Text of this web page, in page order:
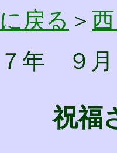
戻る ＞
７年 ９
祝福